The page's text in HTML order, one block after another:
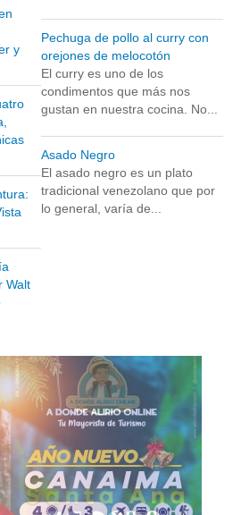
en Amazonas
en Anzoátegui
en Aragua
en Bolívar
en Falcón
en Sucre
Websites
y
Walt
Pechuga de pollo al curry con
orejones de melocotón
El curry es uno de los
condimentos que más nos
gustan en nuestra cocina. No...
Asado Negro
El asado negro es un plato
tradicional venezolano que por
lo general, varía de...